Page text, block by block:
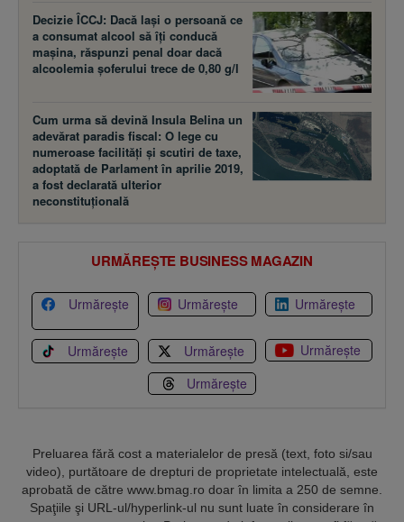
Decizie ÎCCJ: Dacă laşi o persoană ce
a consumat alcool să îţi conducă
maşina, răspunzi penal doar dacă
alcoolemia şoferului trece de 0,80 g/l
Cum urma să devină Insula Belina un
adevărat paradis fiscal: O lege cu
numeroase facilităţi şi scutiri de taxe,
adoptată de Parlament în aprilie 2019,
a fost declarată ulterior
neconstituţională
URMĂREȘTE BUSINESS MAGAZIN
Urmărește Urmărește Urmărește
Urmărește Urmărește
Urmărește
Urmărește
Preluarea fără cost a materialelor de presă (text, foto si/sau
video), purtătoare de drepturi de proprietate intelectuală, este
aprobată de către www.bmag.ro doar în limita a 250 de semne.
Spaţiile şi URL-ul/hyperlink-ul nu sunt luate în considerare în